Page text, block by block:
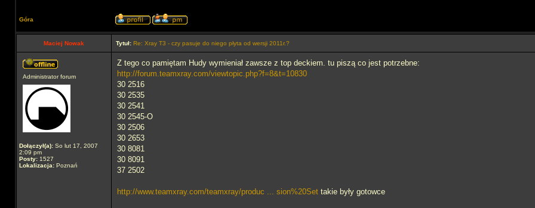
Góra
Maciej Nowak Tytuł: Re: Xray T3 - czy pasuje do niego płyta od wersji 2011r.?
Administrator forum
Dołączył(a): So lut 17, 2007
2:09 pm
Posty: 1527
Lokalizacja: Poznań
Z tego co pamiętam Hudy wymieniał zawsze z top deckiem. tu piszą co jest potrzebne:
http://forum.teamxray.com/viewtopic.php?f=8&t=10830
30 2516
30 2535
30 2541
30 2545-O
30 2506
30 2653
30 8081
30 8091
37 2502
http://www.teamxray.com/teamxray/produc ... sion%20Set takie były gotowce